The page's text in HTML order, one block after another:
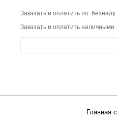
Заказать и оплатить по
Заказать и оплатить наличными
Главная